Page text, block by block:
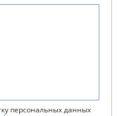
персональных данных